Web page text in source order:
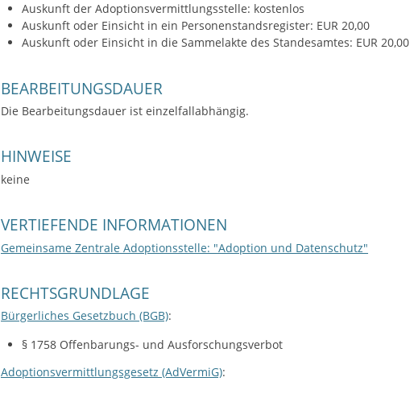
Auskunft der Adoptionsvermittlungsstelle: kostenlos
Auskunft oder Einsicht in ein Personenstandsregister: EUR 20,00
Auskunft oder Einsicht in die Sammelakte des Standesamtes: EUR 20,00
BEARBEITUNGSDAUER
Die Bearbeitungsdauer ist einzelfallabhängig.
HINWEISE
keine
VERTIEFENDE INFORMATIONEN
Gemeinsame Zentrale Adoptionsstelle: "Adoption und Datenschutz"
RECHTSGRUNDLAGE
Bürgerliches Gesetzbuch (BGB):
§ 1758Offenbarungs- und Ausforschungsverbot
Adoptionsvermittlungsgesetz (AdVermiG):